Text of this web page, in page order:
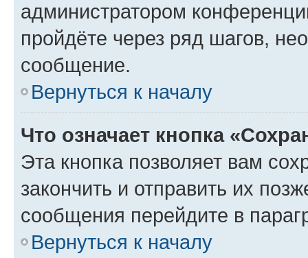
администратором
пройдёте через ряд шагов,
сообщение.
Вернуться к началу
Что означает кнопка
Эта кнопка позволяет вам
закончить и отправить их
сообщения перейдите в
Вернуться к началу